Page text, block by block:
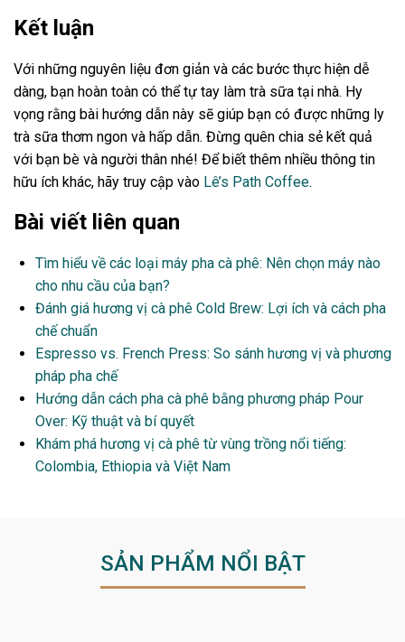
Kết luận
Với những nguyên liệu đơn giản và các bước thực hiện dễ
dàng, bạn hoàn toàn có thể tự tay làm trà sữa tại nhà. Hy
vọng rằng bài hướng dẫn này sẽ giúp bạn có được những ly
trà sữa thơm ngon và hấp dẫn. Đừng quên chia sẻ kết quả
với bạn bè và người thân nhé! Để biết thêm nhiều thông tin
hữu ích khác, hãy truy cập vào Lê’s Path Coffee.
Bài viết liên quan
Tìm hiểu về các loại máy pha cà phê: Nên chọn máy nào
cho nhu cầu của bạn?
Đánh giá hương vị cà phê Cold Brew: Lợi ích và cách pha
chế chuẩn
Espresso vs. French Press: So sánh hương vị và phương
pháp pha chế
Hướng dẫn cách pha cà phê bằng phương pháp Pour
Over: Kỹ thuật và bí quyết
Khám phá hương vị cà phê từ vùng trồng nổi tiếng:
Colombia, Ethiopia và Việt Nam
SẢN PHẨM NỔI BẬT